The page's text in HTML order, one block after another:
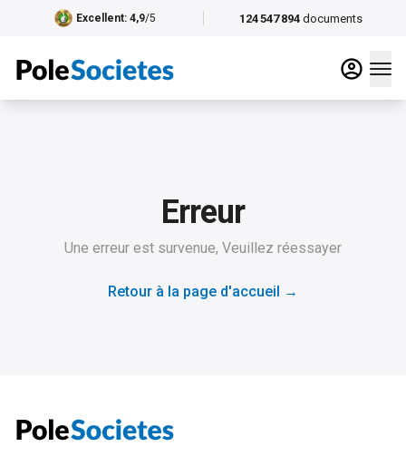
124 547 894 documents
Excellent: 4,9/5
Erreur
Une erreur est survenue, Veuillez réessayer
Retour à la page d'accueil →